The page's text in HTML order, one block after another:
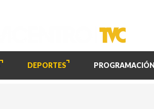
DEPORTES PROGRAMACIÓN